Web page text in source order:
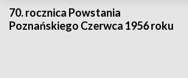
70. rocznica Powstania
Poznańskiego Czerwca 1956 roku